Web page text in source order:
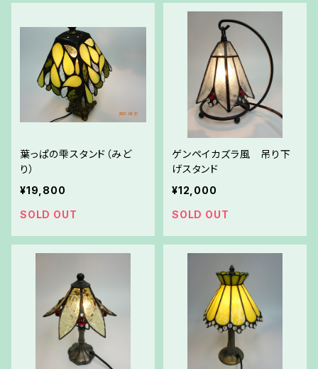
葉っぱの雫スタンド（みど
り）
¥19,800
SOLD OUT
ゲンペイカズラ風 吊り下
げスタンド
¥12,000
SOLD OUT